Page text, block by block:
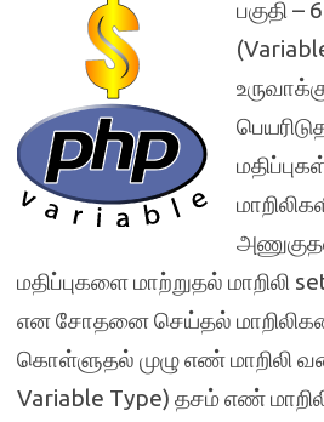
பகுதி –
மதிப்புகளை மாற்றுதல் மாறிலி
என சோதனை செய்தல் மாறிலிகளை
கொள்ளுதல் முழு எண் மாறிலி
Variable Type) தசம் எண்